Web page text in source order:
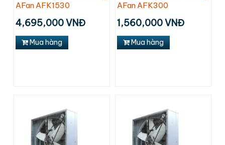
AFan AFK1530
4,695,000 VNĐ
Mua hàng
AFan AFK300
1,560,000 VNĐ
Mua hàng